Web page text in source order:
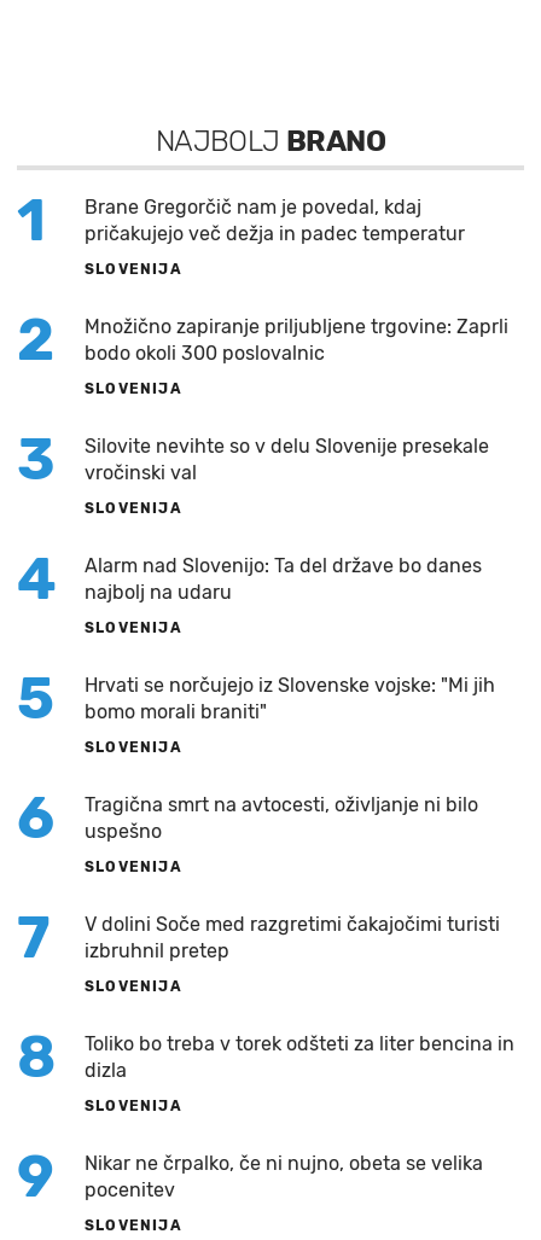
NAJBOLJ BRANO
1
Brane Gregorčič nam je povedal, kdaj
pričakujejo več dežja in padec temperatur
SLOVENIJA
2
Množično zapiranje priljubljene trgovine: Zaprli
bodo okoli 300 poslovalnic
SLOVENIJA
3
Silovite nevihte so v delu Slovenije presekale
vročinski val
SLOVENIJA
4
Alarm nad Slovenijo: Ta del države bo danes
najbolj na udaru
SLOVENIJA
5
Hrvati se norčujejo iz Slovenske vojske: "Mi jih
bomo morali braniti"
SLOVENIJA
6
Tragična smrt na avtocesti, oživljanje ni bilo
uspešno
SLOVENIJA
7
V dolini Soče med razgretimi čakajočimi turisti
izbruhnil pretep
SLOVENIJA
8
Toliko bo treba v torek odšteti za liter bencina in
dizla
SLOVENIJA
9
Nikar ne črpalko, če ni nujno, obeta se velika
pocenitev
SLOVENIJA